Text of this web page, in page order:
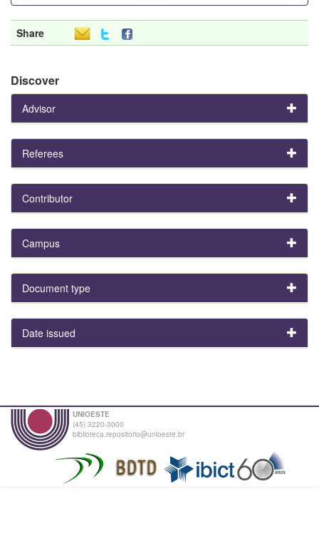
Share
Discover
Advisor
Referees
Contributor
Campus
Document type
Date issued
UNIOESTE
(45) 3220-3000
biblioteca.repositorio@unioeste.br